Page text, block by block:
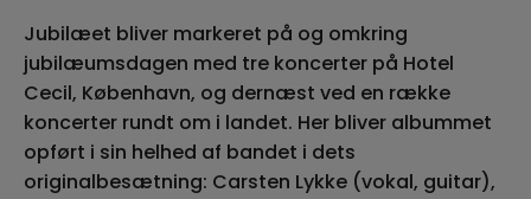
Jubilæet bliver markeret på og omkring
jubilæumsdagen med tre koncerter på Hotel
Cecil, København, og dernæst ved en række
koncerter rundt om i landet. Her bliver albummet
opført i sin helhed af bandet i dets
originalbesætning: Carsten Lykke (vokal, guitar),